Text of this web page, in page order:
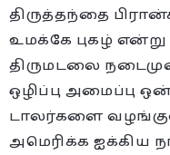
திருத்தந்தை
உமக்கே புகழ் என்று
திருமடலை
ஒழிப்பு அமைப்பு
டாலர்களை
அமெரிக்க ஐக்கிய